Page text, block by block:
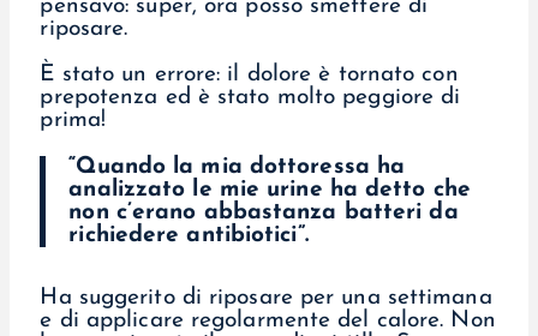
pensavo: super, ora posso smettere di
riposare.
È stato un errore: il dolore è tornato con
prepotenza ed è stato molto peggiore di
prima!
“Quando la mia dottoressa ha
analizzato le mie urine ha detto che
non c’erano abbastanza batteri da
richiedere antibiotici”.
Ha suggerito di riposare per una settimana
e di applicare regolarmente del calore. Non